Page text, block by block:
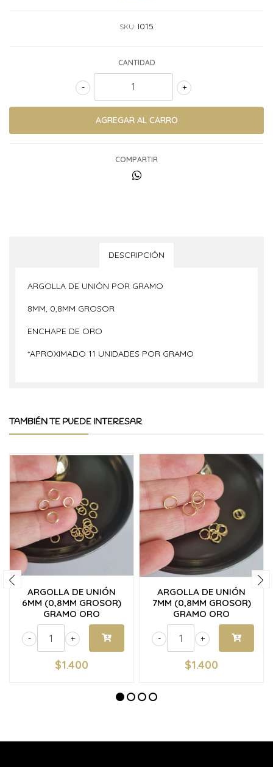
SKU: I015
CANTIDAD
+
-
COMPARTIR
DESCRIPCIÓN
ARGOLLA DE UNIÓN POR GRAMO
8MM, 0,8MM GROSOR
ENCHAPE DE ORO
*APROXIMADO 11 UNIDADES POR GRAMO
TAMBIÉN TE PUEDE INTERESAR
ARGOLLA DE UNIÓN
6MM (0,8MM GROSOR)
GRAMO ORO
+
-
$1.400
ARGOLLA DE UNIÓN
7MM (0,8MM GROSOR)
GRAMO ORO
+
-
$1.400